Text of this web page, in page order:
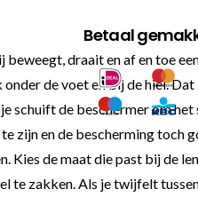
Betaal
draait en af en toe
de voet en bij de hiel.
de beschermer om het
en de bescherming toch
de maat die past bij de
zakken. Als je twijfelt